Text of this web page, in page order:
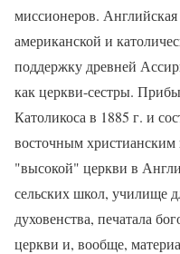
миссионеров.
американской и
поддержку древней
как церкви-сестры.
Католикоса в 1885 г. и
восточным христианским
"высокой" церкви в
сельских школ, училище
духовенства, печатала
церкви и, вообще,